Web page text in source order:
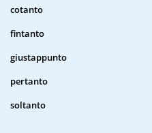
cotanto
fintanto
giustappunto
pertanto
soltanto